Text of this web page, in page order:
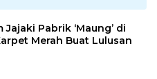
Pabrik ‘Maung’ di
Merah Buat Lulusan